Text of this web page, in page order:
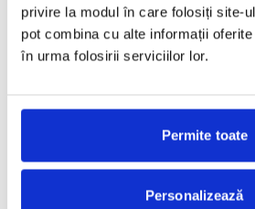
privire la modul în care folosiți site-
pot combina cu alte informații
în urma folosirii serviciilor lor.
Permite toate
Personalizează
TOATE